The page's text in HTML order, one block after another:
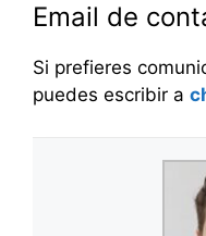
Email de
Si prefieres
puedes escribir a